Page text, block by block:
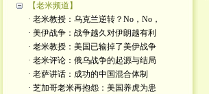
【老米频道】
· 老米教授：乌克兰逆转？No，No，
· 美伊战争：战争越久对伊朗越有利
· 老米教授：美国已输掉了美伊战争
· 老米评论：俄乌战争的起源与结局
· 老萨讲话：成功的中国混合体制
· 芝加哥老米再抱怨：美国养虎为患